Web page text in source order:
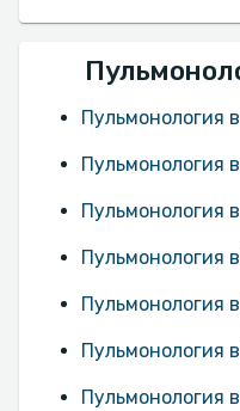
Пульмонология
Пульмонология
Пульмонология
Пульмонология
Пульмонология
Пульмонология
Пульмонология